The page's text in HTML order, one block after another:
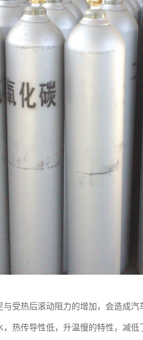
受热后滚动阻力的增加，会造成
热传导性低，升温慢的特性，减